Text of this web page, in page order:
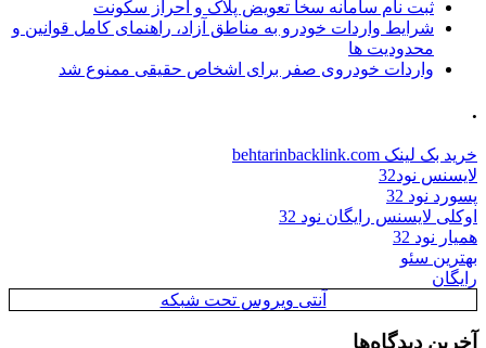
ثبت نام سامانه سخا تعویض پلاک و احراز سکونت
شرایط واردات خودرو به مناطق آزاد، راهنمای کامل قوانین و
محدودیت ها
واردات خودروی صفر برای اشخاص حقیقی ممنوع شد
.
خرید بک لینک behtarinbacklink.com
لایسنس نود32
پسورد نود 32
اوکلی لایسنس رایگان نود 32
همیار نود 32
بهترین سئو
رایگان
آنتی ویروس تحت شبکه
آخرین دیدگاه‌ها